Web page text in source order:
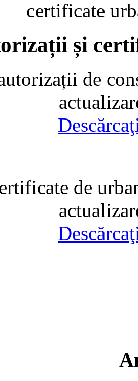
certificate
și
de
de